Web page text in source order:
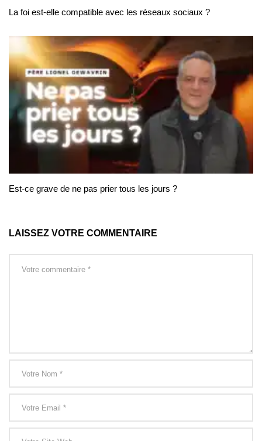
La foi est-elle compatible avec les réseaux sociaux ?
Est-ce grave de ne pas prier tous les jours ?
LAISSEZ VOTRE COMMENTAIRE